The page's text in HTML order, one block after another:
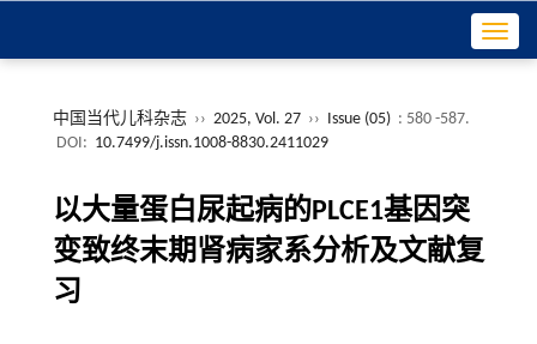
中国当代儿科杂志 ›› 2025, Vol. 27 ›› Issue (05) : 580 -587.
DOI: 10.7499/j.issn.1008-8830.2411029
以大量蛋白尿起病的PLCE1基因突
变致终末期肾病家系分析及文献复
习